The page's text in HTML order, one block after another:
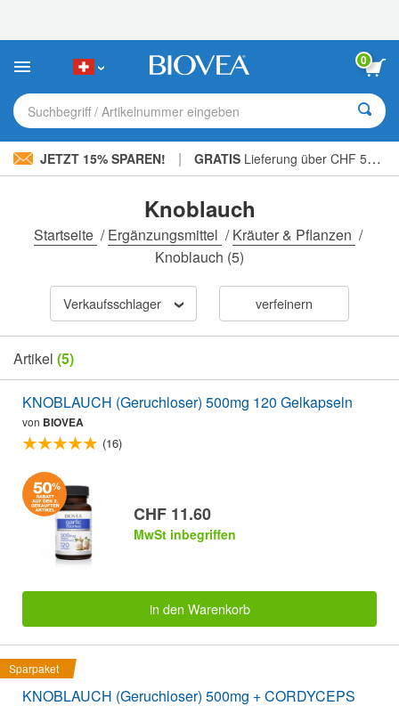
Sie:
Website
ein
Barrierefreiheitssystem.
0
Suchbegriff / Artikelnummer eingeben
JETZT 15% SPAREN! | GRATIS Lieferung über CHF 56.00 »
Knoblauch
Startseite /Ergänzungsmittel /Kräuter & Pflanzen /
Knoblauch (5)
Verkaufsschlager verfeinern
Artikel (5)
KNOBLAUCH (Geruchloser) 500mg 120 Gelkapseln
von BIOVEA
(16)
CHF 11.60
MwSt inbegriffen
in den Warenkorb
Sparpaket
KNOBLAUCH (Geruchloser) 500mg + CORDYCEPS